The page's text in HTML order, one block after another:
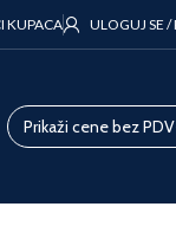
KUPACA ULOGUJ SE /
Prikaži cene bez